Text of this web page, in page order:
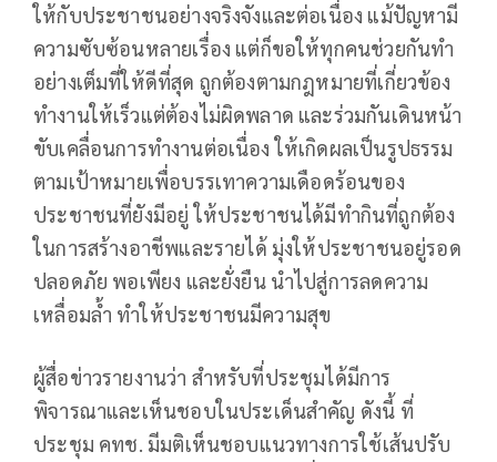
ให้กับประชาชนอย่างจริงจังและต่อเนื่อง แม้ปัญหามี
ความซับซ้อนหลายเรื่อง แต่ก็ขอให้ทุกคนช่วยกันทำ
อย่างเต็มที่ให้ดีที่สุด ถูกต้องตามกฎหมายที่เกี่ยวข้อง
ทำงานให้เร็วแต่ต้องไม่ผิดพลาด และร่วมกันเดินหน้า
ขับเคลื่อนการทำงานต่อเนื่อง ให้เกิดผลเป็นรูปธรรม
ตามเป้าหมายเพื่อบรรเทาความเดือดร้อนของ
ประชาชนที่ยังมีอยู่ ให้ประชาชนได้มีทำกินที่ถูกต้อง
ในการสร้างอาชีพและรายได้ มุ่งให้ประชาชนอยู่รอด
ปลอดภัย พอเพียง และยั่งยืน นำไปสู่การลดความ
เหลื่อมล้ำ ทำให้ประชาชนมีความสุข
ผู้สื่อข่าวรายงานว่า สำหรับที่ประชุมได้มีการ
พิจารณาและเห็นชอบในประเด็นสำคัญ ดังนี้ ที่
ประชุม คทช. มีมติเห็นชอบแนวทางการใช้เส้นปรับ